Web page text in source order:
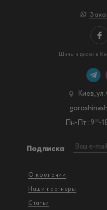
Шины и диски в
О компании
Наши партнеры
Статьи
Подписка
Киев,
Пн-Пт: 9 00-